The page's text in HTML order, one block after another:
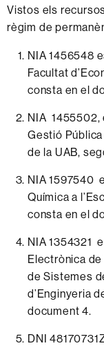
Vistos els
règim de
NIA1456548
Facultat
consta en el
NIA 1455502,
Gestió
de la UAB,
NIA1597540
Química a
consta en el
NIA1354321
Electrònica
de Sistemes
d’Enginyeria
document 4.
DNI